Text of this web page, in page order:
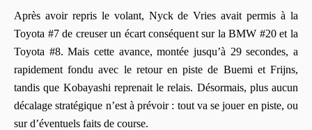
Après avoir repris le volant, Nyck de Vries avait permis à la
Toyota #7 de creuser un écart conséquent sur la BMW #20 et la
Toyota #8. Mais cette avance, montée jusqu’à 29 secondes, a
rapidement fondu avec le retour en piste de Buemi et Frijns,
tandis que Kobayashi reprenait le relais. Désormais, plus aucun
décalage stratégique n’est à prévoir : tout va se jouer en piste, ou
sur d’éventuels faits de course.